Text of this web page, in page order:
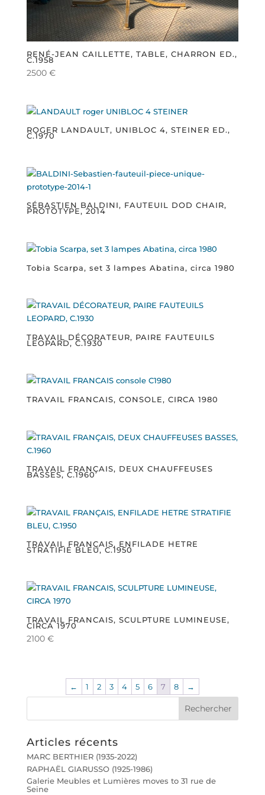
RENÉ-JEAN CAILLETTE, TABLE, CHARRON ED.,
C.1958
2500 €
ROGER LANDAULT, UNIBLOC 4, STEINER ED.,
C.1970
SÉBASTIEN BALDINI, FAUTEUIL DOD CHAIR,
PROTOTYPE, 2014
Tobia Scarpa, set 3 lampes Abatina, circa 1980
TRAVAIL DÉCORATEUR, PAIRE FAUTEUILS
LEOPARD, C.1930
TRAVAIL FRANCAIS, CONSOLE, CIRCA 1980
TRAVAIL FRANÇAIS, DEUX CHAUFFEUSES
BASSES, C.1960
TRAVAIL FRANÇAIS, ENFILADE HETRE
STRATIFIE BLEU, C.1950
TRAVAIL FRANCAIS, SCULPTURE LUMINEUSE,
CIRCA 1970
2100 €
← 1 2 3 4 5 6 7 8 →
Rechercher
Articles récents
MARC BERTHIER (1935-2022)
RAPHAËL GIARUSSO (1925-1986)
Galerie Meubles et Lumières moves to 31 rue de
Seine